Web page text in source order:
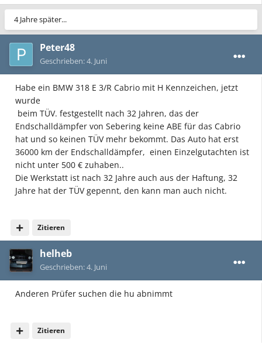
4 Jahre später...
Peter48
Geschrieben:4. Juni
Habe ein BMW 318 E 3/R Cabrio mit H Kennzeichen, jetzt
wurde
beim TÜV. festgestellt nach 32 Jahren, das der
Endschalldämpfer von Sebering keine ABE für das Cabrio
hat und so keinen TÜV mehr bekommt. Das Auto hat erst
36000 km der Endschalldämpfer, einen Einzelgutachten ist
nicht unter 500 € zuhaben..
Die Werkstatt ist nach 32 Jahre auch aus der Haftung, 32
Jahre hat der TÜV gepennt, den kann man auch nicht.
Zitieren
helheb
Geschrieben:4. Juni
Anderen Prüfer suchen die hu abnimmt
Zitieren